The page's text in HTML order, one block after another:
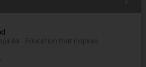
- Education that inspires